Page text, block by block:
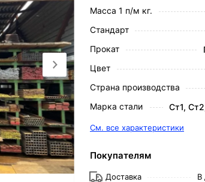
Масса 1 п/м кг.
Стандарт
Прокат
Цвет
Страна производства
Марка стали
Ст1,
См. все характеристики
Покупателям
Доставка
В